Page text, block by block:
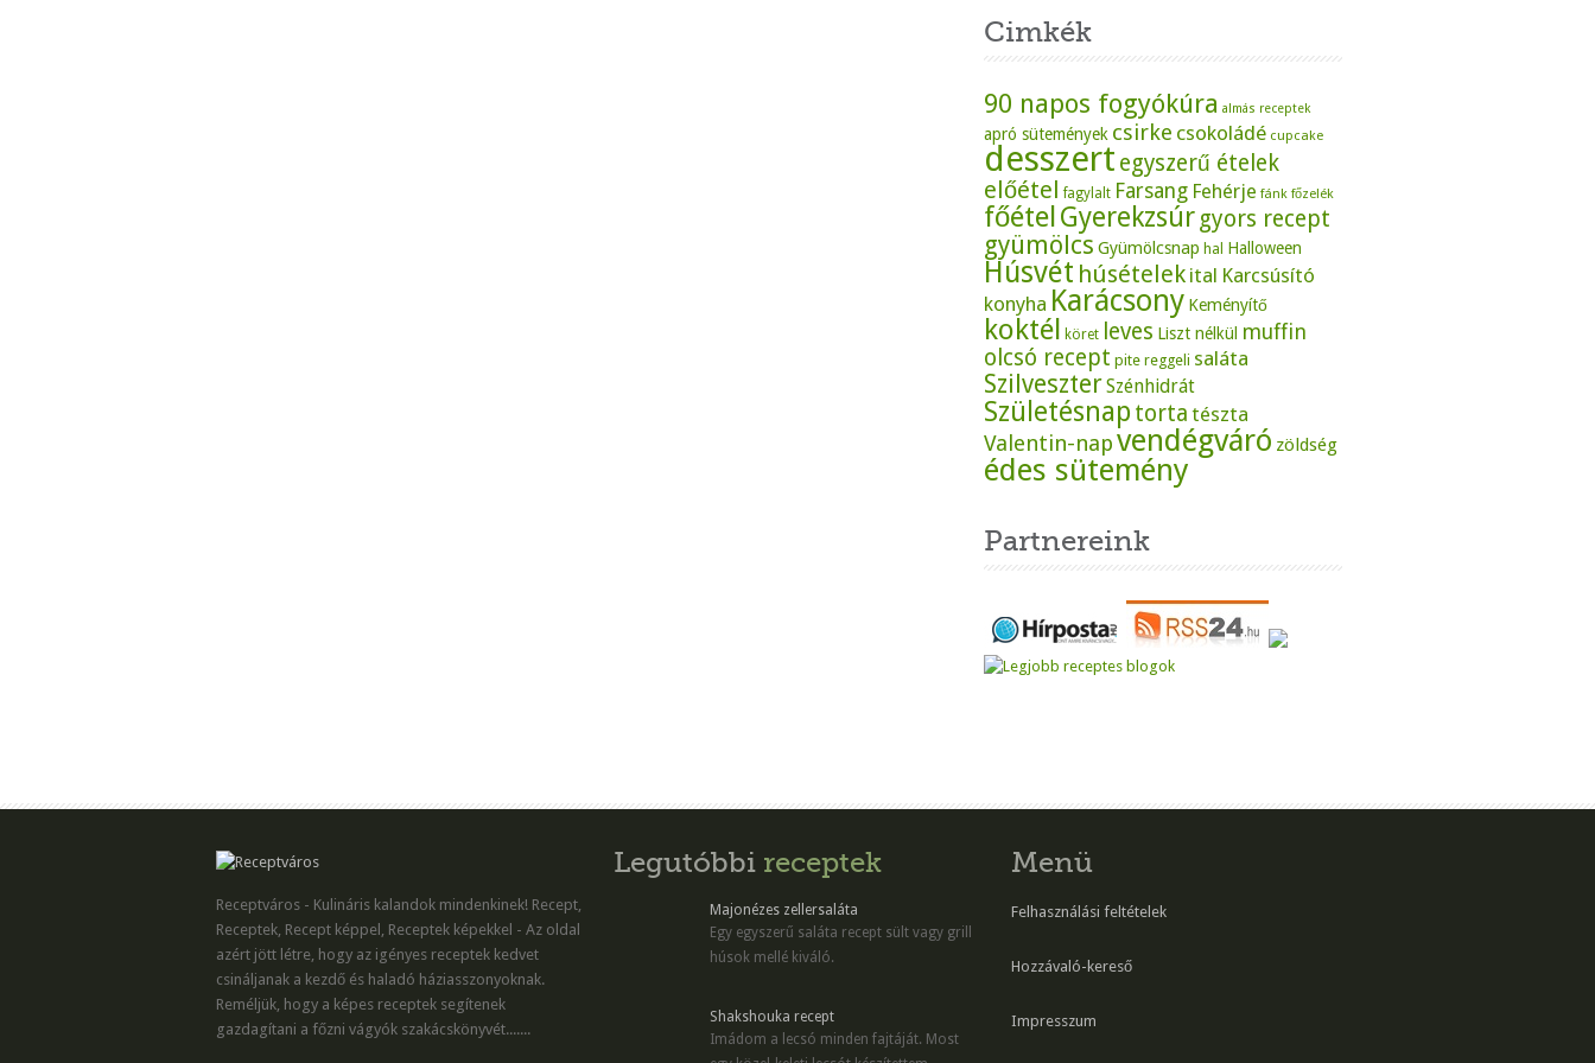
Cimkék
90 napos fogyókúra almás receptek
apró sütemények csirke csokoládé cupcake
desszert egyszerű ételek
előétel fagylalt Farsang Fehérje fánk főzelék
főétel Gyerekzsúr gyors recept
gyümölcs Gyümölcsnap hal Halloween
Húsvét húsételek ital Karcsúsító
konyha Karácsony Keményítő
koktél köret leves Liszt nélkül muffin
olcsó recept pite reggeli saláta
SzilveszterSzénhidrát
Születésnap torta tészta
Valentin-napvendégváró zöldség
édes sütemény
Partnereink
Receptváros - Kulináris kalandok mindenkinek! Recept,
Receptek, Recept képpel, Receptek képekkel - Az oldal
azért jött létre, hogy az igényes receptek kedvet
csináljanak a kezdő és haladó háziasszonyoknak.
Reméljük, hogy a képes receptek segítenek
gazdagítani a főzni vágyók szakácskönyvét.......
Legutóbbi receptek
Majonézes zellersaláta
Egy egyszerű saláta recept sült vagy grill
húsok mellé kiváló.
Shakshouka recept
Imádom a lecsó minden fajtáját. Most
Menü
Felhasználási feltételek
Hozzávaló-kereső
Impresszum